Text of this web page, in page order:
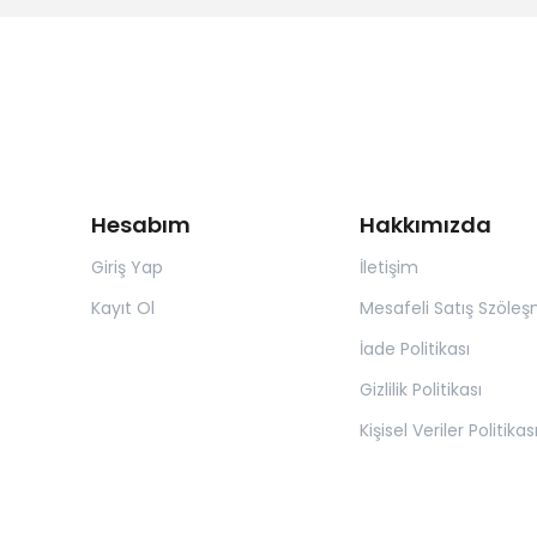
Hesabım
Giriş Yap
Kayıt Ol
Hakkımızda
İletişim
Mesafeli Satış
İade Politikası
Gizlilik Politikası
Kişisel Veriler Politikası